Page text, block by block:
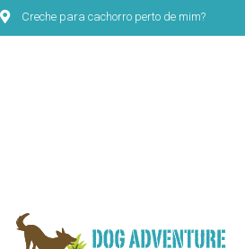
Creche para cachorro perto de mim?